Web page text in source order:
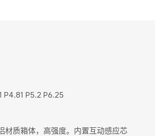
P4.81 P5.2 P6.25
材质箱体，高强度。内置互动感应芯